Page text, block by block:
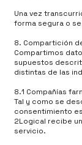
Una vez
forma segura o
8. Compartición
Compartimos
supuestos
distintas de las
8.1 Compañías
Tal y como se
consentimiento
2Logical recibe
servicio.